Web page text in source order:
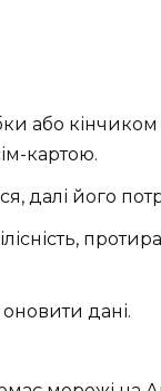
або
картою.
далі його
дані.